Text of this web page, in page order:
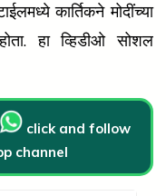
कार्तिकने मोदींच्या
हा व्हिडीओ सोशल
click and follow
channel